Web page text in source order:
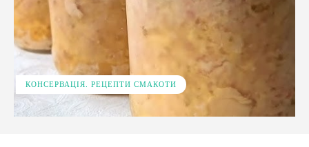
КОНСЕРВАЦІЯ. РЕЦЕПТИ СМАКОТИ